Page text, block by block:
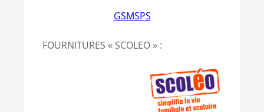
GSMSPS
FOURNITURES « SCOLEO » :